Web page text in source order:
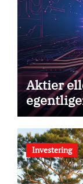
Aktier
Investering